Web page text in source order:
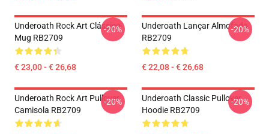
Underoath Rock Art Clássico
Mug RB2709
€ 23,00 - € 26,68
-20%
Underoath Lançar Almofada
RB2709
€ 22,08 - € 26,68
-20%
Underoath Rock Art Pullover
Camisola RB2709
-20%
Underoath Classic Pullover
Hoodie RB2709
-20%